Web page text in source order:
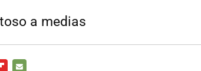
a medias